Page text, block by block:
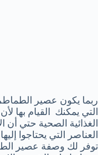
ربما يكون عصير
التي يمكنك القيام بها
الغذائية الصحية حتي أن
العناصر التي يحتاجوا
توفر لك وصفة عصير